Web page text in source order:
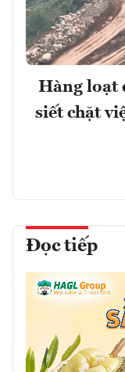
Hàng loạt
siết chặt
Đọc tiếp